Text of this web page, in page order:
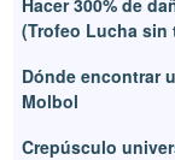
Hacer 300% de
(Trofeo Lucha sin
Dónde encontrar
Molbol
Crepúsculo